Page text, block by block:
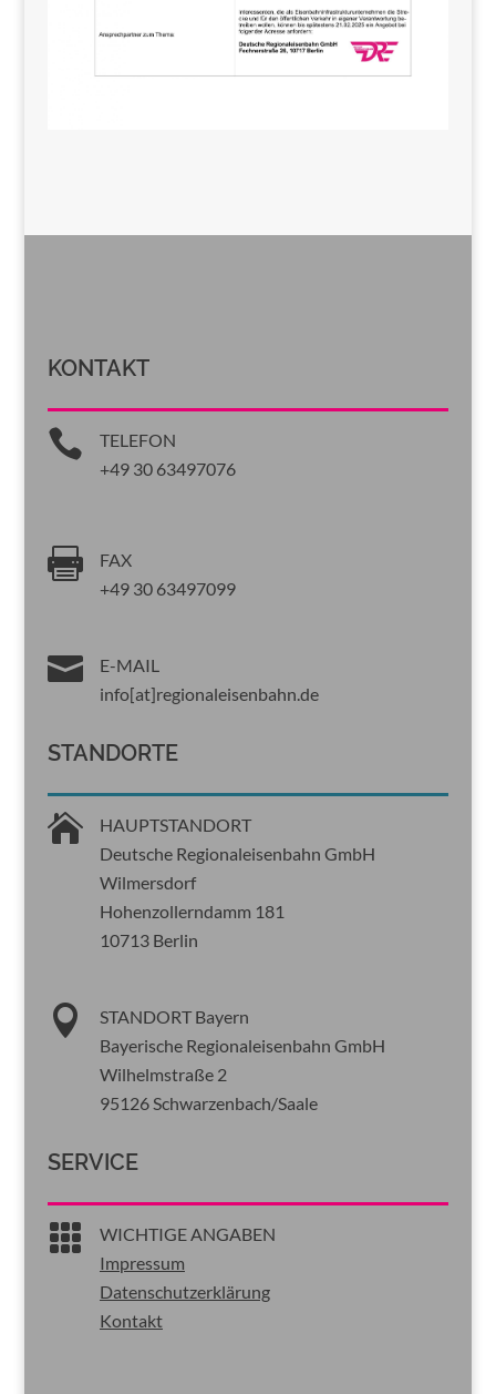
KONTAKT

TELEFON
+49 30 63497076

FAX
+49 30 63497099

E-MAIL
info[at]regionaleisenbahn.de
STANDORTE

HAUPTSTANDORT
Deutsche Regionaleisenbahn GmbH
Wilmersdorf
Hohenzollerndamm 181
10713 Berlin

STANDORT Bayern
Bayerische Regionaleisenbahn GmbH
Wilhelmstraße 2
95126 Schwarzenbach/Saale
SERVICE

WICHTIGE ANGABEN
Impressum
Datenschutzerklärung
Kontakt